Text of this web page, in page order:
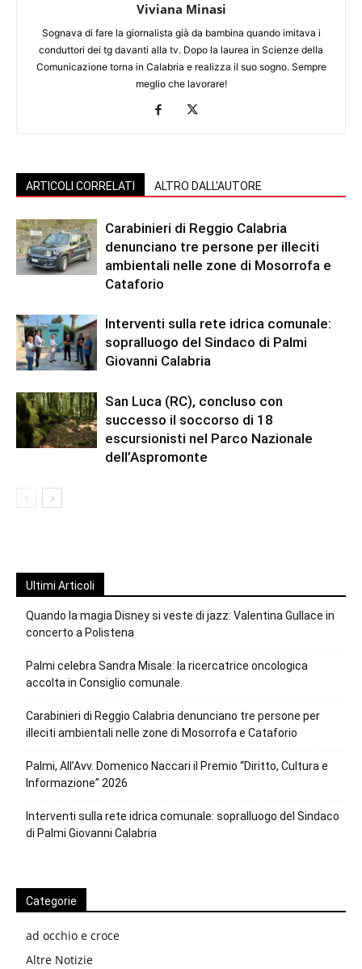
Viviana Minasi
Sognava di fare la giornalista già da bambina quando imitava i
conduttori dei tg davanti alla tv. Dopo la laurea in Scienze della
Comunicazione torna in Calabria e realizza il suo sogno. Sempre
meglio che lavorare!
ARTICOLI CORRELATI ALTRO DALL'AUTORE
Carabinieri di Reggio Calabria
denunciano tre persone per illeciti
ambientali nelle zone di Mosorrofa e
Cataforio
Interventi sulla rete idrica comunale:
sopralluogo del Sindaco di Palmi
Giovanni Calabria
San Luca (RC), concluso con
successo il soccorso di 18
escursionisti nel Parco Nazionale
dell’Aspromonte
Ultimi Articoli
Quando la magia Disney si veste di jazz: Valentina Gullace in
concerto a Polistena
Palmi celebra Sandra Misale: la ricercatrice oncologica
accolta in Consiglio comunale.
Carabinieri di Reggio Calabria denunciano tre persone per
illeciti ambientali nelle zone di Mosorrofa e Cataforio
Palmi, All’Avv. Domenico Naccari il Premio “Diritto, Cultura e
Informazione” 2026
Interventi sulla rete idrica comunale: sopralluogo del Sindaco
di Palmi Giovanni Calabria
Categorie
ad occhio e croce
Altre Notizie